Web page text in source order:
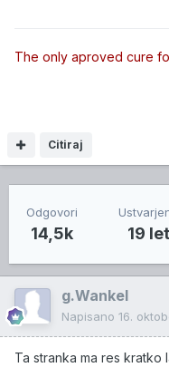
Citiraj
The only aproved cure
Odgovori
14,5k 19 let
g.Wankel
Napisano 16.
Ta stranka ma res kratko